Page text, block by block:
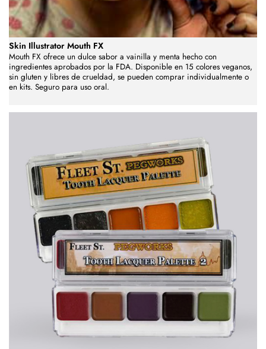
Skin Illustrator Mouth FX
Mouth FX ofrece un dulce sabor a vainilla y menta hecho con
ingredientes aprobados por la FDA. Disponible en 15 colores veganos,
sin gluten y libres de crueldad, se pueden comprar individualmente o
en kits. Seguro para uso oral.